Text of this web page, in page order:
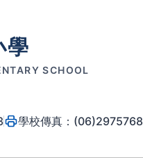
學
SCHOOL
學校傳真：(06)2975768